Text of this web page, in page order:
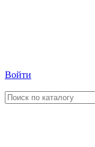
Войти